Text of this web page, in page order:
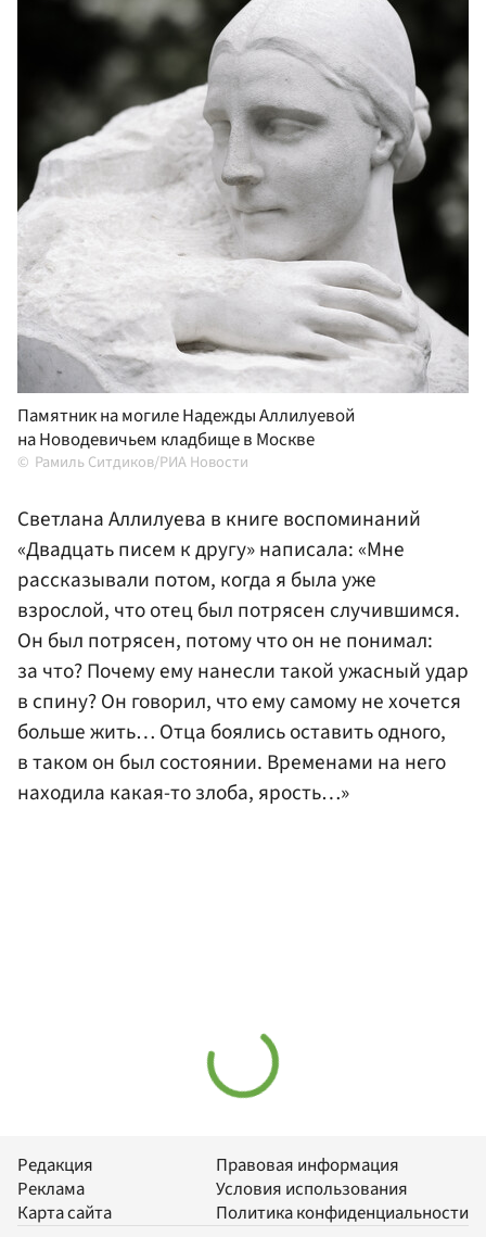
Памятник на могиле Надежды Аллилуевой
на Новодевичьем кладбище в Москве
Рамиль Ситдиков/РИА Новости
Светлана Аллилуева в книге воспоминаний
«Двадцать писем к другу» написала: «Мне
рассказывали потом, когда я была уже
взрослой, что отец был потрясен случившимся.
Он был потрясен, потому что он не понимал:
за что? Почему ему нанесли такой ужасный удар
в спину? Он говорил, что ему самому не хочется
больше жить… Отца боялись оставить одного,
в таком он был состоянии. Временами на него
находила какая-то злоба, ярость…»
Редакция
Реклама
Карта сайта
Правовая информация
Условия использования
Политика конфиденциальности